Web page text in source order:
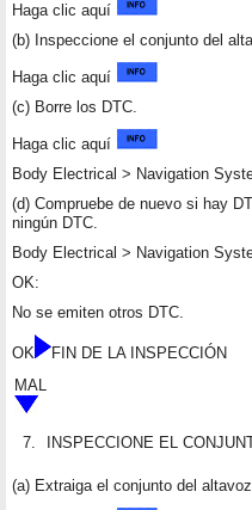
Haga clic aquí
(b) Inspeccione el conjunto del
Haga clic aquí
(c) Borre los DTC.
Haga clic aquí
Body Electrical > Navigation
(d) Compruebe de nuevo si hay
ningún DTC.
Body Electrical > Navigation
OK:
No se emiten otros DTC.
OK
FIN DE LA INSPECCIÓN
MAL
7. INSPECCIONE EL
(a) Extraiga el conjunto del